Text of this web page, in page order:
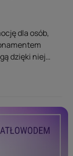
dla osób,
dzięki niej